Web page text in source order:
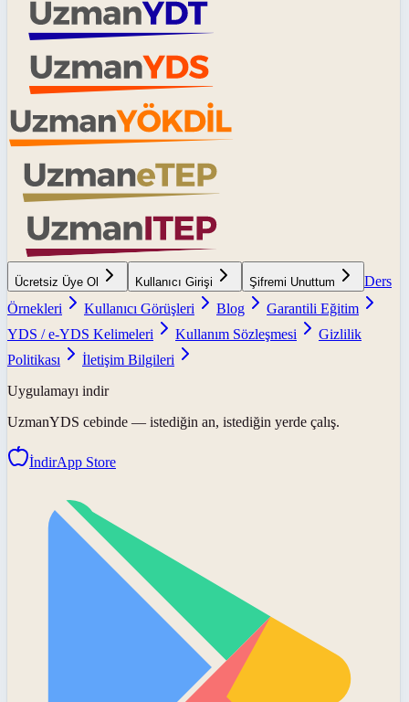
Ücretsiz Üye Ol Kullanıcı Girişi Şifremi Unuttum
Ders
Örnekleri
Kullanıcı Görüşleri Blog
Garantili Eğitim
YDS / e-YDS Kelimeleri
Kullanım Sözleşmesi
Gizlilik
Politikası
İletişim Bilgileri
Uygulamayı indir
UzmanYDS cebinde — istediğin an, istediğin yerde çalış.
İndirApp Store